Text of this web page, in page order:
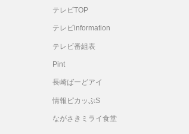
テレビTOP
テレビinformation
テレビ番組表
Pint
長崎ばーどアイ
情報ピカッぷS
ながさきミライ食堂